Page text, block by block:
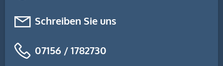
Schreiben Sie uns
07156 / 1782730